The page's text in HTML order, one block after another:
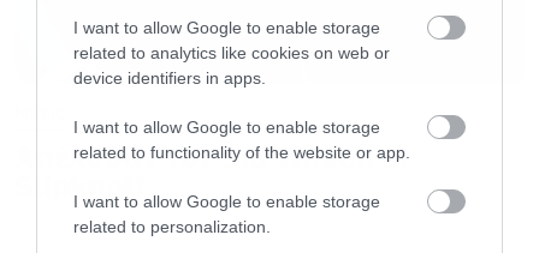
I want to allow Google to enable storage
related to analytics like cookies on web or
device identifiers in apps.
I want to allow Google to enable storage
related to functionality of the website or app.
I want to allow Google to enable storage
related to personalization.
τηλεοπτική εμφάνιση απαλλάσσονται από την
υποχρέωση χορήγησης θεώρησης Schengen για
εργασία μέχρι 31.12.2022.
Δεν ξαναπαίζει Dickinson ο Atlantis: «Θα
παίζουμε μόνο Maiden με Di Anno»
Απέλυσαν τον Sid Wilson οι